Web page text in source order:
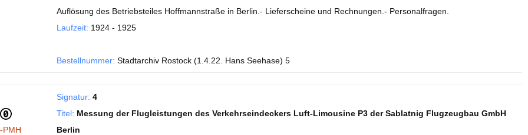
Auflösung des Betriebsteiles Hoffmannstraße in Berlin.- Lieferscheine und Rechnungen.- Personalfragen.
Laufzeit: 1924 - 1925
Bestellnummer: Stadtarchiv Rostock (1.4.22. Hans Seehase) 5
PMH
Signatur: 4
Titel: Messung der Flugleistungen des Verkehrseindeckers Luft-Limousine P3 der Sablatnig Flugzeugbau GmbH
Berlin